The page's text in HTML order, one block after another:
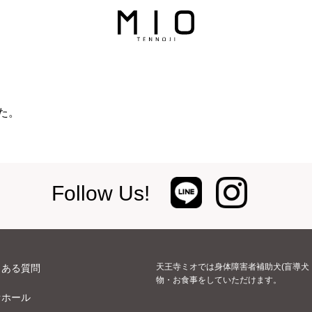
。
Follow Us!
る質問
ール
天王寺ミオでは身体障害者補助犬(盲導
物・お食事をしていただけます。